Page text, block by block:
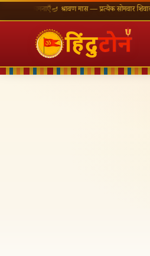
🪔 श्रावण मास — प्रत्येक सोमवार शिवालय दर्शन का